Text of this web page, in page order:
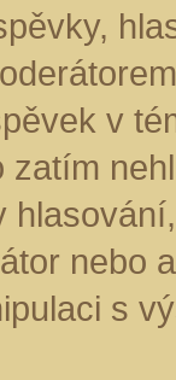
v
zatím
nebo
s